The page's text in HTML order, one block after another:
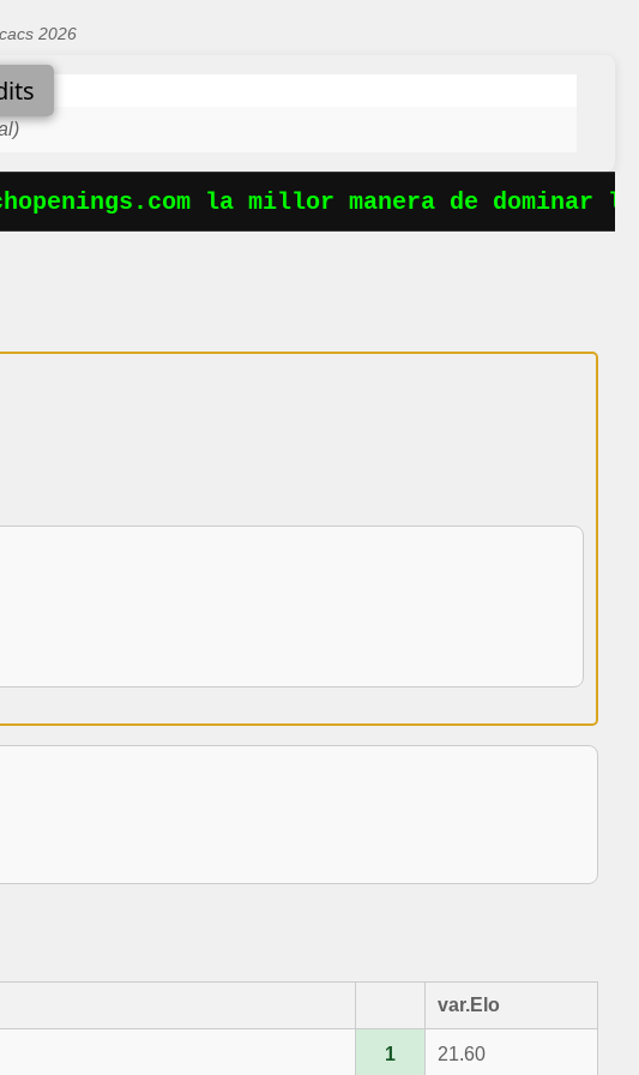
2026
la millor manera de dominar
var.Elo
1 21.60